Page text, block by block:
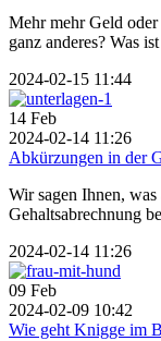
Mehr mehr Geld
ganz anderes? Was
2024-02-15 11:44
14 Feb
2024-02-14 11:26
Abkürzungen in der
Wir sagen Ihnen,
Gehaltsabrechnung
2024-02-14 11:26
09 Feb
2024-02-09 10:42
Wie geht Knigge im